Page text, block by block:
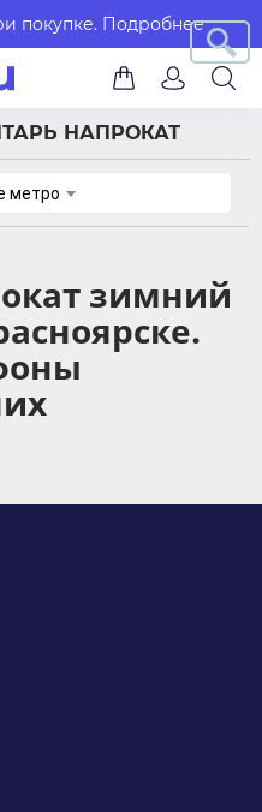
покупке. Подробнее
НАПРОКАТ
метро
зимний